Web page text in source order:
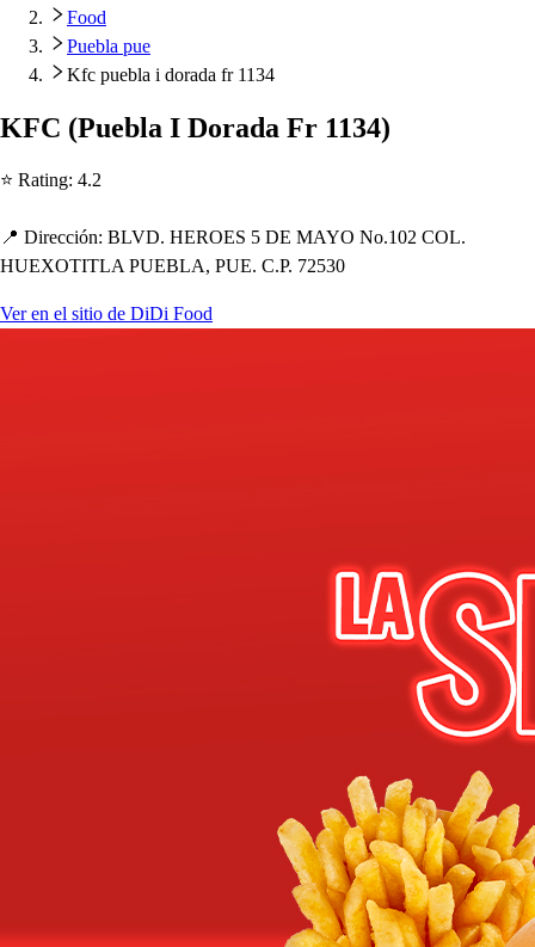
Food
Puebla pue
Kfc puebla i dorada fr 1134
KFC (Puebla I Dorada Fr 1134)
⭐ Rating: 4.2
📍 Dirección: BLVD. HEROES 5 DE MAYO No.102 COL.
HUEXOTITLA PUEBLA, PUE. C.P. 72530
Ver en el sitio de DiDi Food